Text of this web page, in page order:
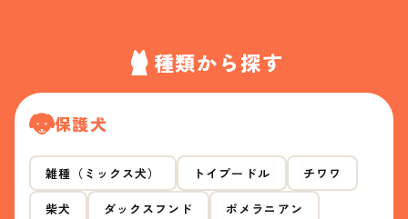
種類から探す
保護犬
雑種（ミックス犬） トイプードル チワワ
柴犬 ダックスフンド ポメラニアン